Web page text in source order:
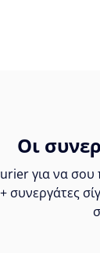
Οι
για να
συνεργάτες